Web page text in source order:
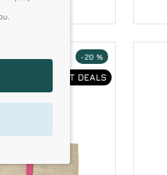
HOT DEALS
-20 %